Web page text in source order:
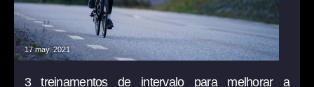
17 may. 2021
3 treinamentos de intervalo para melhorar a